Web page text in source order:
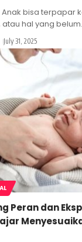
- Anak bisa terpapar
hal yang belum
July 31, 2025
Peran dan